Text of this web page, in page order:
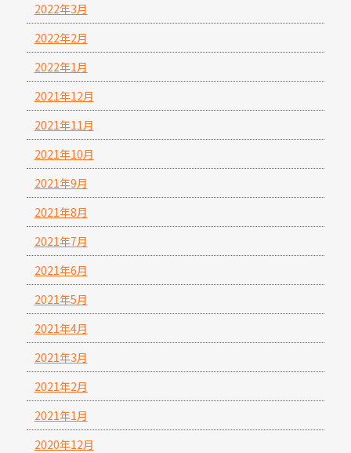
2022年3月
2022年2月
2022年1月
2021年12月
2021年11月
2021年10月
2021年9月
2021年8月
2021年7月
2021年6月
2021年5月
2021年4月
2021年3月
2021年2月
2021年1月
2020年12月